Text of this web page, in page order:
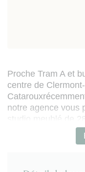
Proche Tram A et
centre de
notre agence vous
studio meublé de
prolongé d'un
panoramique) et